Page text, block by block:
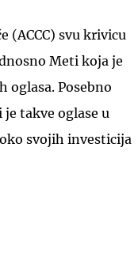
(ACCC) svu krivicu
Meti koja je
oglasa. Posebno
takve oglase u
svojih investicija